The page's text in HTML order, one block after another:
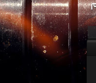
این وب سایت جهت اطلاع رسانی و